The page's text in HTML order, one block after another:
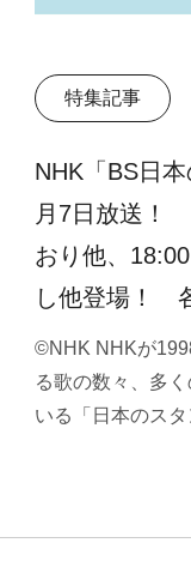
特集記事
NHK「BS日
月7日放送！
おり他、
し他登場！
©NHK NHKが
る歌の数々、多
いる「日本のス